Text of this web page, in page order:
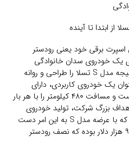
از ابتدا تا آینده
برقی خود یعنی رودستر
یک خودروی سدان خانوادگی
الکتریکی تولید کند و در نتیجه مدل S تسلا را طراحی و روانه
یک خودروی کاربردی، دارای
شتاب اولیه‌ بسیار خوبی است و مسافت ۴۸۰ کیلومتر را با هر بار
بزرگ شرکت، تولید خودروی
برقی با قیمت پایین است که با عرضه مدل S به این امر دست
یافت. قیمت این نسخه ۹۵ هزار دلار بوده که نصف رودستر